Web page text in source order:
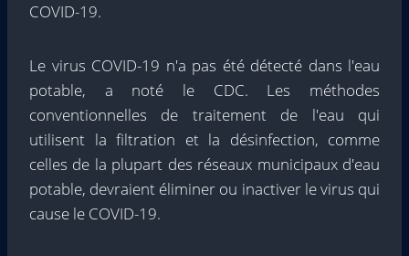
COVID-19.
Le virus COVID-19 n'a pas été détecté dans l'eau
potable, a noté le CDC. Les méthodes
conventionnelles de traitement de l'eau qui
utilisent la filtration et la désinfection, comme
celles de la plupart des réseaux municipaux d'eau
potable, devraient éliminer ou inactiver le virus qui
cause le COVID-19.